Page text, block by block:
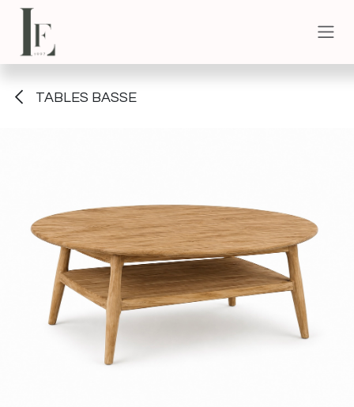
Se rendre au contenu
TABLES BASSE